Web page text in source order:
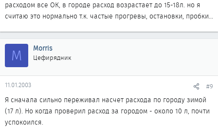
расходом все ОК, в городе расход возрастает до 15-18л. но я
считаю это нормально т.к. частые прогревы, остановки, пробки...
M Morris
Цефирядник
11.01.2003 #9
Я сначала сильно переживал насчет расхода по городу зимой
(17 л). Но когда проверил расход за городом - около 10 л, почти
успокоился.